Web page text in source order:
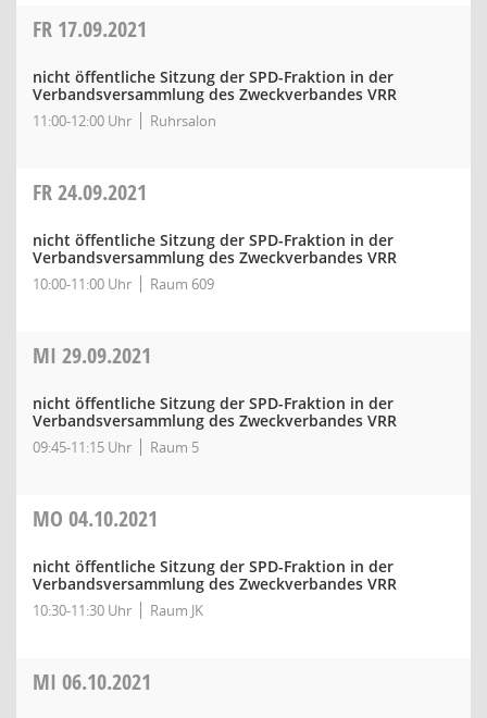
FR 17.09.2021
nicht öffentliche Sitzung der SPD-Fraktion in der
Verbandsversammlung des Zweckverbandes VRR
11:00-12:00 Uhr Ruhrsalon
FR24.09.2021
nicht öffentliche Sitzung der SPD-Fraktion in der
Verbandsversammlung des Zweckverbandes VRR
10:00-11:00 Uhr Raum 609
MI 29.09.2021
nicht öffentliche Sitzung der SPD-Fraktion in der
Verbandsversammlung des Zweckverbandes VRR
09:45-11:15 Uhr Raum 5
MO 04.10.2021
nicht öffentliche Sitzung der SPD-Fraktion in der
Verbandsversammlung des Zweckverbandes VRR
10:30-11:30 Uhr Raum JK
MI 06.10.2021